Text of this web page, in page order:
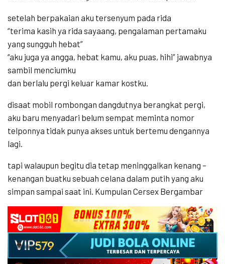
setelah berpakaian aku tersenyum pada rida
“terima kasih ya rida sayaang, pengalaman pertamaku
yang sungguh hebat”
“aku juga ya angga, hebat kamu, aku puas, hihi” jawabnya
sambil menciumku
dan berlalu pergi keluar kamar kostku.
disaat mobil rombongan dangdutnya berangkat pergi,
aku baru menyadari belum sempat meminta nomor
telponnya tidak punya akses untuk bertemu dengannya
lagi.
tapi walaupun begitu dia tetap meninggalkan kenang –
kenangan buatku sebuah celana dalam putih yang aku
simpan sampai saat ini. Kumpulan Cersex Bergambar